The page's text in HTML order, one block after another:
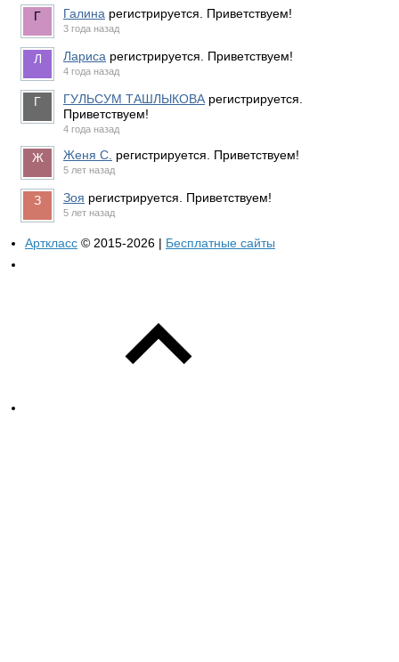
Галина регистрируется. Приветствуем!
3 года назад
Лариса регистрируется. Приветствуем!
4 года назад
ГУЛЬСУМ ТАШЛЫКОВА регистрируется.
Приветствуем!
4 года назад
Женя С. регистрируется. Приветствуем!
5 лет назад
Зоя регистрируется. Приветствуем!
5 лет назад
Арткласс © 2015-2026 | Бесплатные сайты